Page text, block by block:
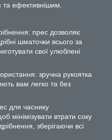
ефективнішим.
прес дозволяє
шматочки всього за
свої улюблені
зручна рукоятка
вам легко та без
для часнику
мінімізувати втрати соку
зберігаючи всі